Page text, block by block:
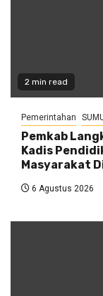
2 min read
Pemerintahan
Pemkab
Kadis
Masyarakat
6 Agustus 2026